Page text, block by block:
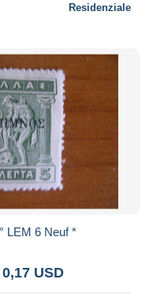
Residenziale
N° LEM 6 Neuf *
USD